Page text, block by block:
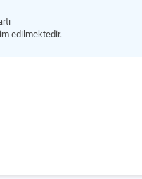
edilmektedir.